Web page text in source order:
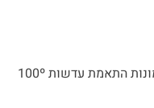
מצלמת שטח 4G שולחת וידאו ותמונות התאמת עדשות 100º